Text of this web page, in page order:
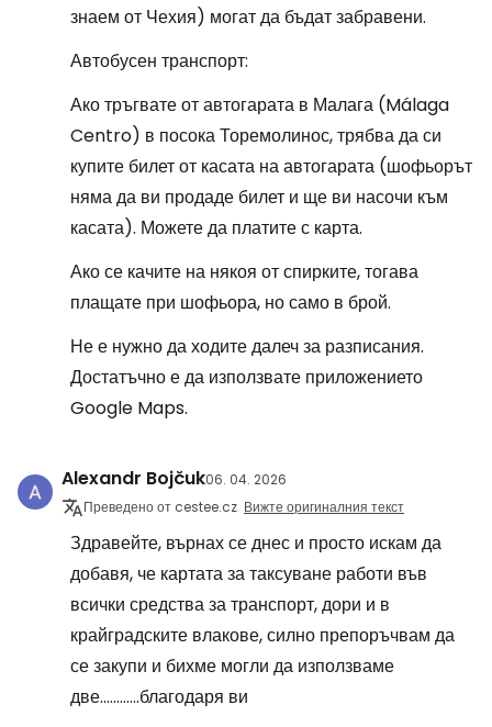
знаем от Чехия) могат да бъдат забравени.
Автобусен транспорт:
Ако тръгвате от автогарата в Малага (Málaga
Centro) в посока Торемолинос, трябва да си
купите билет от касата на автогарата (шофьорът
няма да ви продаде билет и ще ви насочи към
касата). Можете да платите с карта.
Ако се качите на някоя от спирките, тогава
плащате при шофьора, но само в брой.
Не е нужно да ходите далеч за разписания.
Достатъчно е да използвате приложението
Google Maps.
Alexandr Bojčuk06. 04. 2026
Преведено от cestee.cz Вижте оригиналния текст
Здравейте, върнах се днес и просто искам да
добавя, че картата за таксуване работи във
всички средства за транспорт, дори и в
крайградските влакове, силно препоръчвам да
се закупи и бихме могли да използваме
две............благодаря ви